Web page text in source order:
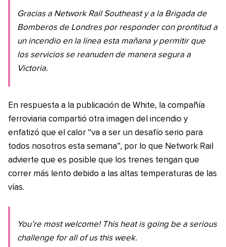
Gracias a Network Rail Southeast y a la Brigada de
Bomberos de Londres por responder con prontitud a
un incendio en la línea esta mañana y permitir que
los servicios se reanuden de manera segura a
Victoria.
En respuesta a la publicación de White, la compañía
ferroviaria compartió otra imagen del incendio y
enfatizó que el calor “va a ser un desafío serio para
todos nosotros esta semana”, por lo que Network Rail
advierte que es posible que los trenes tengan que
correr más lento debido a las altas temperaturas de las
vías.
You’re most welcome! This heat is going be a serious
challenge for all of us this week.